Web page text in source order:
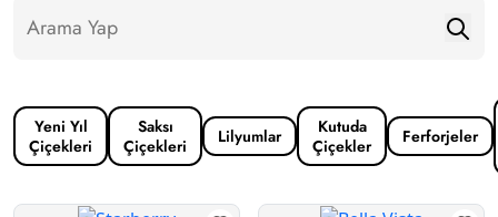
Yeni Yıl
Çiçekleri
Saksı
Çiçekleri
Lilyumlar
Kutuda
Çiçekler
Ferforjeler